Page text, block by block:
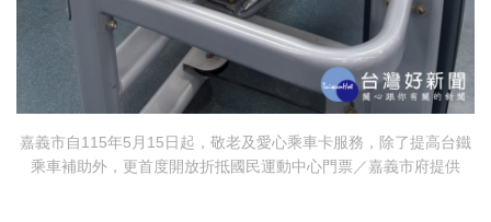
嘉義市自115年5月15日起，敬老及愛心乘車卡服務，除了提高台鐵
乘車補助外，更首度開放折抵國民運動中心門票／嘉義市府提供